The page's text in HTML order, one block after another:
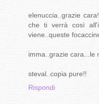
elenuccia..grazie
che ti verrà così
viene..queste
imma..grazie cara...le
steval..copia pure!!
Rispondi